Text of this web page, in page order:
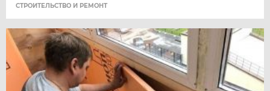
СТРОИТЕЛЬСТВО И РЕМОНТ